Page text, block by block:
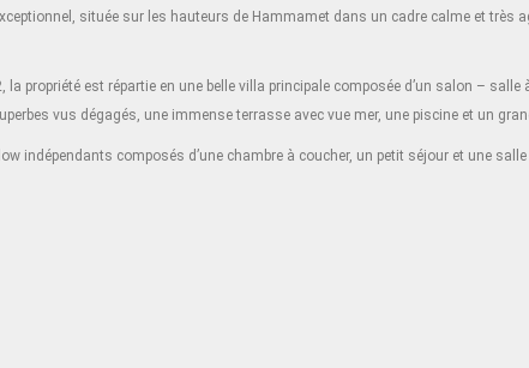
située sur les hauteurs de Hammamet dans un cadre calme et très
propriété est répartie en une belle villa principale composée d’un salon –
vus dégagés, une immense terrasse avec vue mer, une piscine et un
indépendants composés d’une chambre à coucher, un petit séjour et une salle